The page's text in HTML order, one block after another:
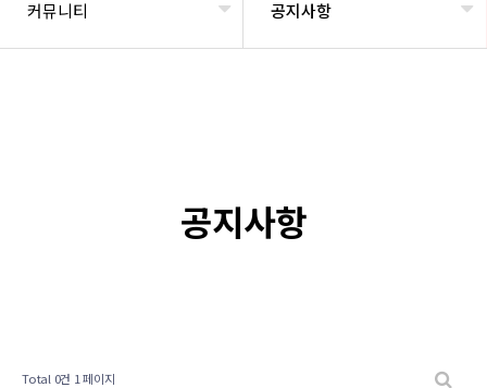
커뮤니티 공지사항
공지사항
Total 0건 1 페이지